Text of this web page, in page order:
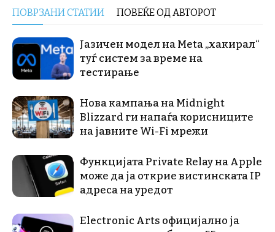
ПОВРЗАНИ СТАТИИ ПОВЕЌЕ ОД АВТОРОТ
Јазичен модел на Meta „хакирал“
туѓ систем за време на
тестирање
Нова кампања на Midnight
Blizzard ги напаѓа корисниците
на јавните Wi-Fi мрежи
Функцијата Private Relay на Apple
може да ја открие вистинската IP
адреса на уредот
Electronic Arts официјално ја